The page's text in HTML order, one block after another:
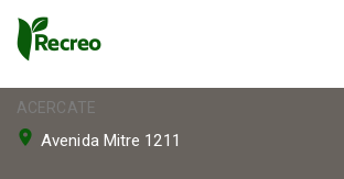
ACERCATE
Avenida Mitre 1211